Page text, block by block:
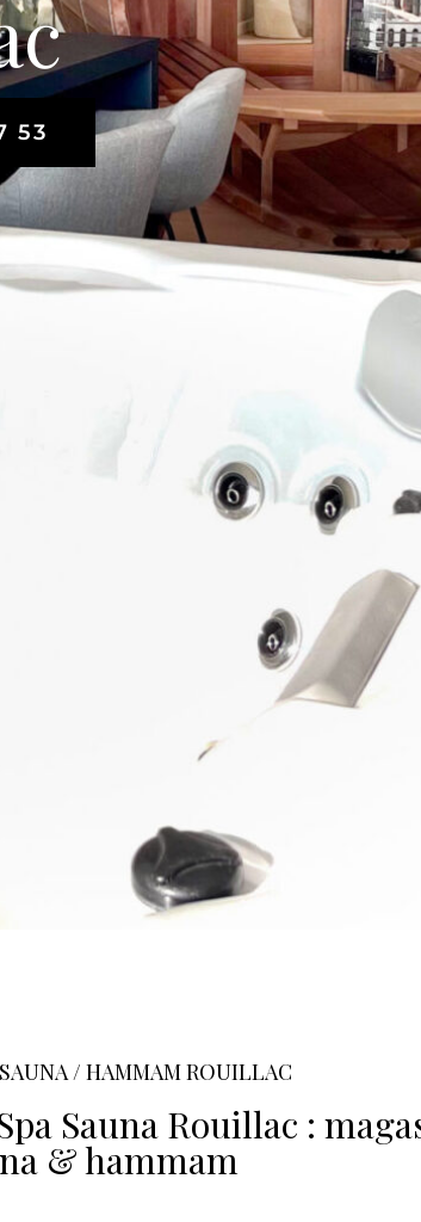
53
/ HAMMAM ROUILLAC
Sauna Rouillac :
& hammam